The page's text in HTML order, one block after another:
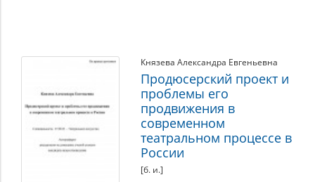
Князева Александра Евгеньевна
Продюсерский проект и
проблемы его
продвижения в
современном
театральном процессе в
России
[б. и.]